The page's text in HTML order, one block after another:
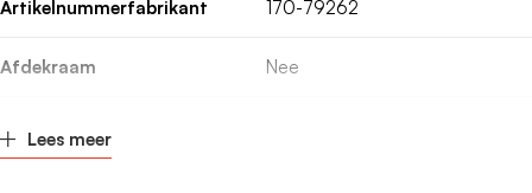
Artikelnummerfabrikant 170-79262
Afdekraam Nee
Inbouw (stucwerk)
Lees meer